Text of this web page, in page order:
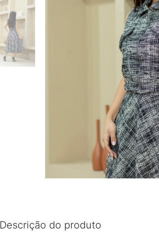
Descrição do produto